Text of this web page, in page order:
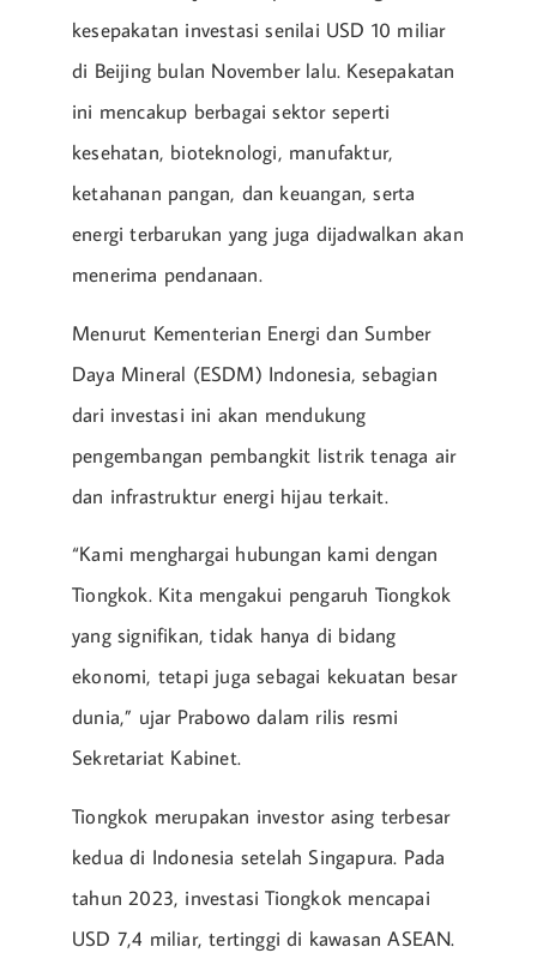
kesepakatan investasi senilai USD 10 miliar
di Beijing bulan November lalu. Kesepakatan
ini mencakup berbagai sektor seperti
kesehatan, bioteknologi, manufaktur,
ketahanan pangan, dan keuangan, serta
energi terbarukan yang juga dijadwalkan akan
menerima pendanaan.
Menurut Kementerian Energi dan Sumber
Daya Mineral (ESDM) Indonesia, sebagian
dari investasi ini akan mendukung
pengembangan pembangkit listrik tenaga air
dan infrastruktur energi hijau terkait.
“Kami menghargai hubungan kami dengan
Tiongkok. Kita mengakui pengaruh Tiongkok
yang signifikan, tidak hanya di bidang
ekonomi, tetapi juga sebagai kekuatan besar
dunia,” ujar Prabowo dalam rilis resmi
Sekretariat Kabinet.
Tiongkok merupakan investor asing terbesar
kedua di Indonesia setelah Singapura. Pada
tahun 2023, investasi Tiongkok mencapai
USD 7,4 miliar, tertinggi di kawasan ASEAN.